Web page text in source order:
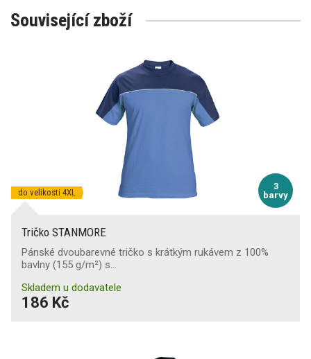
Související zboží
3
barvy
do velikosti 4XL
Tričko STANMORE
Pánské dvoubarevné tričko s krátkým rukávem z 100%
bavlny (155 g/m²) s…
Skladem u dodavatele
186 Kč